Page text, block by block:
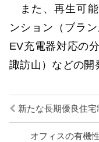
また、再生可能
ンション（ブラ
EV充電器対応の
諏訪山）などの開
新たな長期優良住
オフィスの有機